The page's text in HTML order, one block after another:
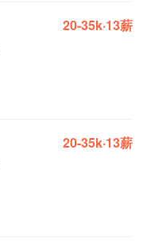
20-35k·13薪
20-35k·13薪